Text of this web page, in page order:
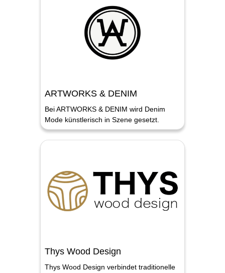
ARTWORKS & DENIM
Bei ARTWORKS & DENIM wird Denim
Mode künstlerisch in Szene gesetzt.
Thys Wood Design
Thys Wood Design verbindet traditionelle